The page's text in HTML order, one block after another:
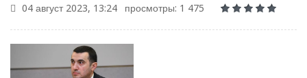
04 август 2023, 13:24
просмотры: 1 475